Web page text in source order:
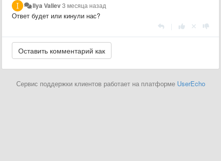
Ilya Valiev3 месяца назад
Ответ будет или кинули нас?
Сервис поддержки клиентов работает на платформе UserEcho